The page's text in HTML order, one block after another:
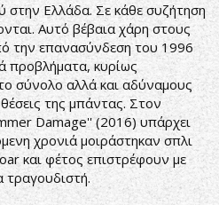
Ελλάδα. Σε κάθε συζήτηση
Αυτό βέβαια χάρη στους
την επανασύνδεση του 1996
προβλήματα, κυρίως
σύνολο αλλά και αδύναμους
της μπάντας. Στον
Damage'' (2016) υπάρχει
χρονιά μοιράστηκαν σπλι
και φέτος επιστρέφουν με
τραγουδιστή.